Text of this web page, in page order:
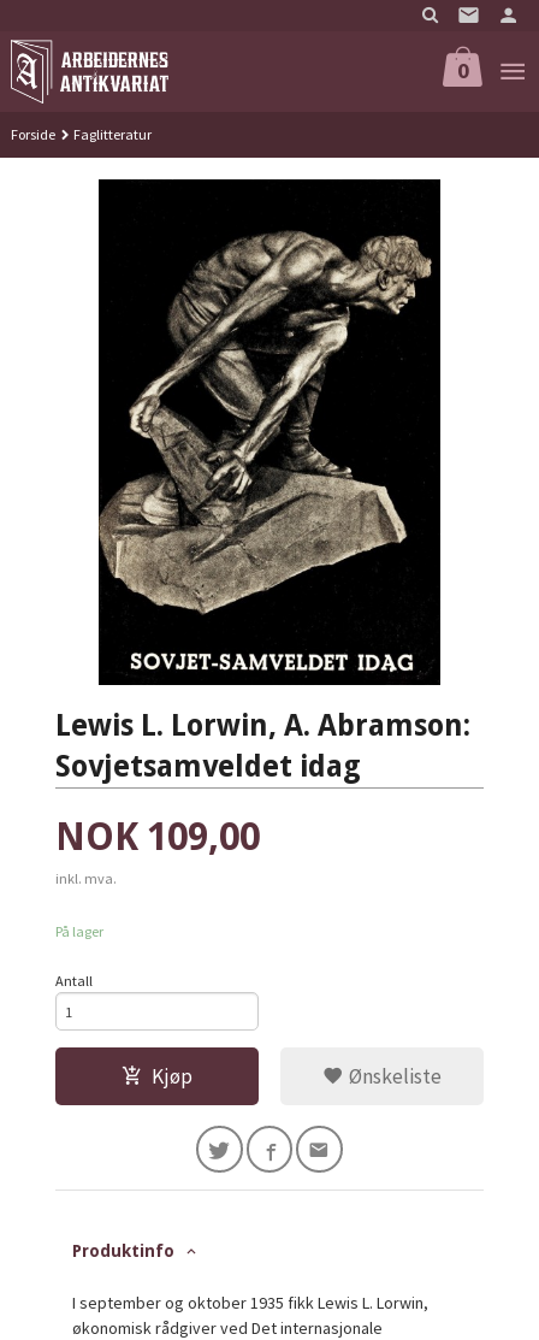
til
innholdet
0
Forside Faglitteratur
Lewis L. Lorwin, A. Abramson:
Sovjetsamveldet idag
Pris
NOK 109,00
inkl. mva.
På lager
Antall
Kjøp Ønskeliste
Produktinfo
I september og oktober 1935 fikk Lewis L. Lorwin,
økonomisk rådgiver ved Det internasjonale